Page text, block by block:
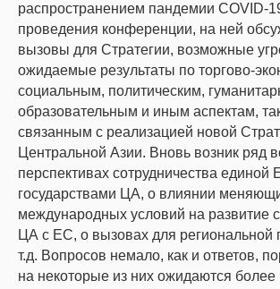
распространением пандемии COVID-
проведения конференции, на ней
вызовы для Стратегии, возможные
ожидаемые результаты по торгово-
социальным, политическим,
образовательным и иным аспектам,
связанным с реализацией новой
Центральной Азии. Вновь возник ряд
перспективах сотрудничества единой
государствами ЦА, о влиянии
международных условий на развитие
ЦА с ЕС, о вызовах для региональной
т.д. Вопросов немало, как и ответов,
на некоторые из них ожидаются более